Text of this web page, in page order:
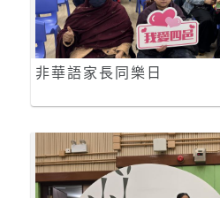
非華語家長同樂日